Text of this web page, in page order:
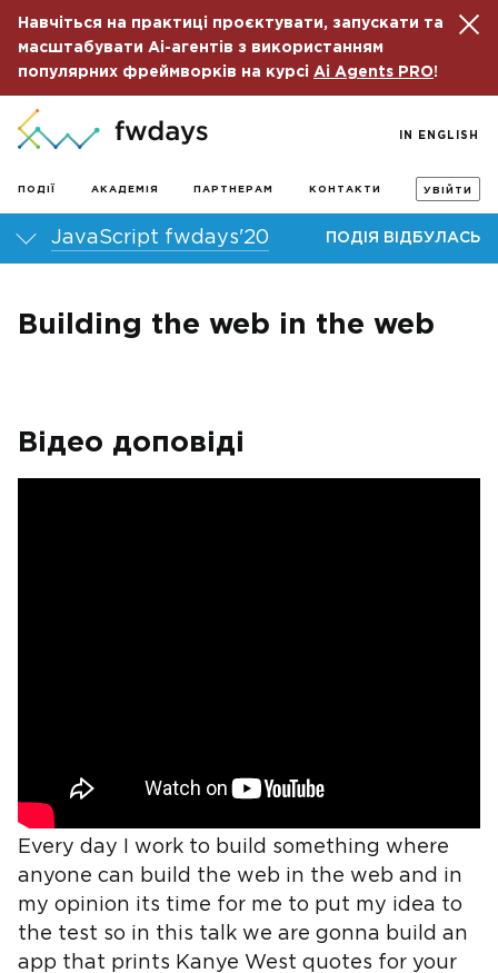
Навчіться на практиці проєктувати, запускати та
масштабувати Ai-агентів з використанням
популярних фреймворків на курсі Ai Agents PRO!
ПОДІЇ АКАДЕМІЯ ПАРТНЕРАМ КОНТАКТИ УВІЙТИ
IN ENGLISH
JavaScript fwdays'20 ПОДІЯ ВІДБУЛАСЬ
Building the web in the web
Відео доповіді
Every day I work to build something where
anyone can build the web in the web and in
my opinion its time for me to put my idea to
the test so in this talk we are gonna build an
app that prints Kanye West quotes for your